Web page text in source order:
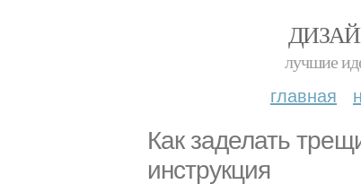
лучшие
главная
Как заделать
инструкция